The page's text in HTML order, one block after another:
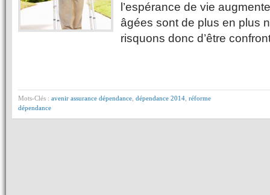
l’espérance de vie
âgées sont de plus en plus
risquons donc d’être
Mots-Clés : avenir assurance dépendance dépendance 2014 réforme
dépendance